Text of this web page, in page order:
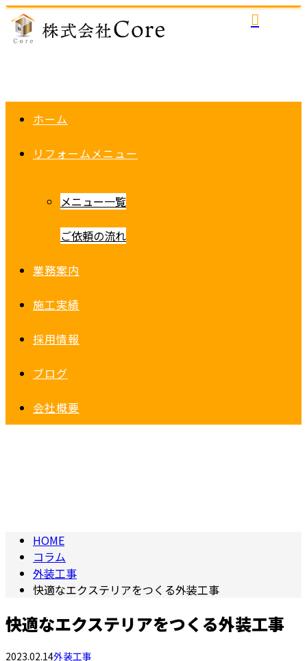
ホーム
リフォームメニュー
メニュー一覧
ご依頼の流れ
業務案内
施工実績
採用情報
ブログ
会社概要
HOME
コラム
外装工事
快適なエクステリアをつくる外装工事
快適なエクステリアをつくる外装工事
2023.02.14外装工事